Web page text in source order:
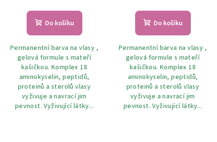
Do košíku
Permanentní barva na vlasy ,
gelová formule s mateří
kašičkou. Komplex 18
aminokyselin, peptidů,
proteinů a sterolů vlasy
vyživuje a navrací jim
pevnost. Vyživující látky...
Do košíku
Permanentní barva na vlasy ,
gelová formule s mateří
kašičkou. Komplex 18
aminokyselin, peptidů,
proteinů a sterolů vlasy
vyživuje a navrací jim
pevnost. Vyživující látky...